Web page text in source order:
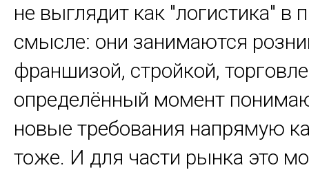
не выглядит как "логистика" в
смысле: они занимаются
франшизой, стройкой,
определённый момент
новые требования напрямую
тоже. И для части рынка это